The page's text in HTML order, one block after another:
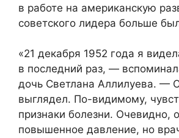
в работе на американскую
советского лидера больше
«21 декабря 1952 года я
в последний раз, —
дочь Светлана Аллилуева. —
выглядел. По-видимому,
признаки болезни. Очевидно,
повышенное давление, но